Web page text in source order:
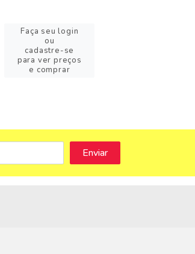
Faça seu login
ou
cadastre-se
para ver preços
e comprar